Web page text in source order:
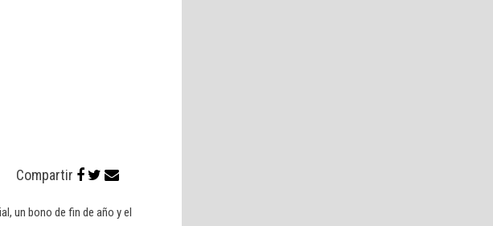
Compartir
un bono de fin de año y el